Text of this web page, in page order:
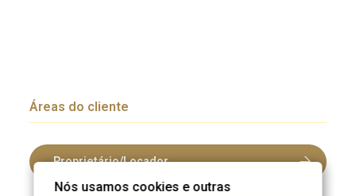
Áreas do cliente
Proprietário/Locador
Nós usamos cookies e outras